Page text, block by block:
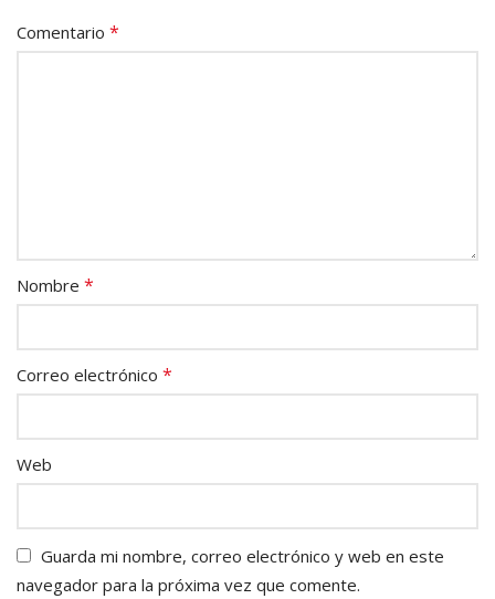
Comentario *
Nombre *
Correo electrónico *
Web
Guarda mi nombre, correo electrónico y web en este
navegador para la próxima vez que comente.